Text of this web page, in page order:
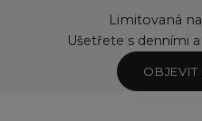
Limitovaná
Ušetřete s denními